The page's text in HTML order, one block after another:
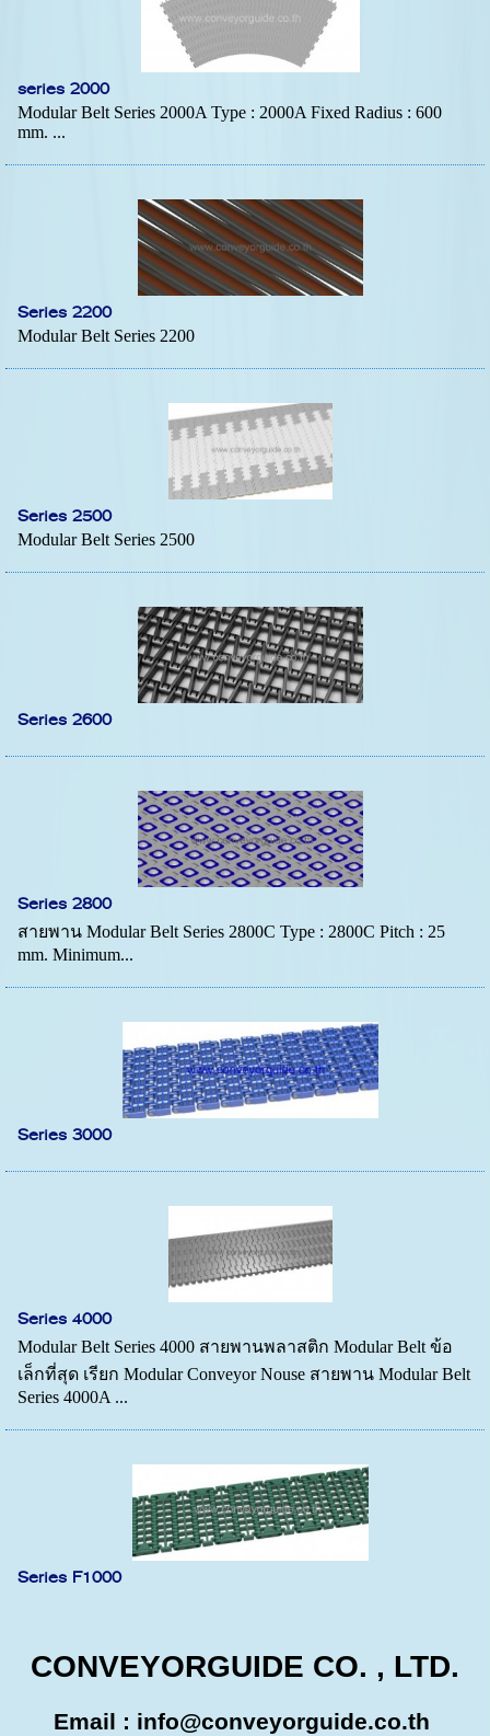
series 2000
Modular Belt Series 2000A Type : 2000A Fixed Radius : 600
mm. ...
Series 2200
Modular Belt Series 2200
Series 2500
Modular Belt Series 2500
Series 2600
Series 2800
สายพาน Modular Belt Series 2800C Type : 2800C Pitch : 25
mm. Minimum...
Series 3000
Series 4000
Modular Belt Series 4000 สายพานพลาสติก Modular Belt ข้อ
เล็กที่สุด เรียก Modular Conveyor Nouse สายพาน Modular Belt
Series 4000A ...
Series F1000
CONVEYORGUIDE CO. , LTD.
Email : info@conveyorguide.co.th